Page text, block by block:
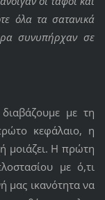
όλα τα σατανικά
συνυπήρχαν σε
με τη
κεφάλαιο, η
μοιάζει. Η πρώτη
με ό,τι
μας ικανότητα να